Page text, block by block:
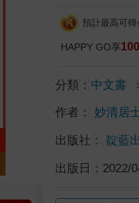
預計最高可得
HAPPY GO享
分類： 中文書
作者： 妙清居
出版社： 靛藍
出版日： 2022/